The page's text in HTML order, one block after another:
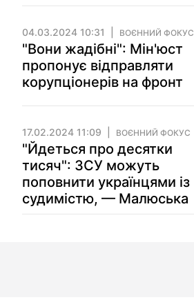
04.03.2024 10:31 ВОЄННИЙ ФОКУС
"Вони жадібні": Мін'юст
пропонує відправляти
корупціонерів на фронт
17.02.2024 11:09 ВОЄННИЙ ФОКУС
"Йдеться про десятки
тисяч": ЗСУ можуть
поповнити українцями із
судимістю, — Малюська